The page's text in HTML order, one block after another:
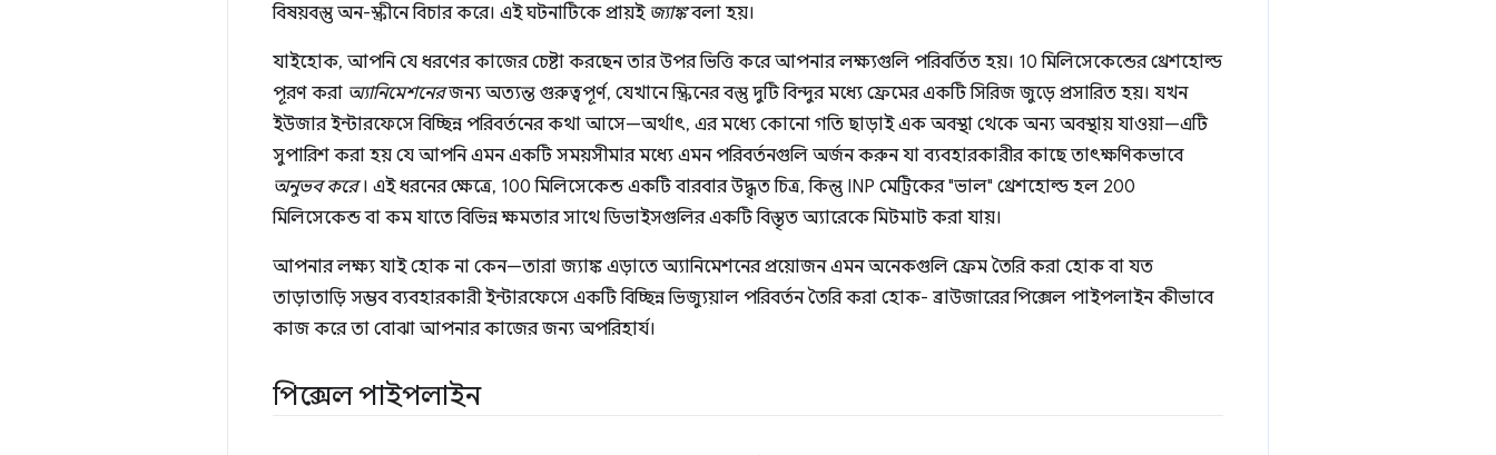
বিষয়বস্তু অন-স্ক্রীনে বিচার করে। এই ঘটনাটিকে প্রায়ই জ্যাঙ্কবলা হয়।
যাইহোক, আপনি যে ধরণের কাজের চেষ্টা করছেন তার উপর ভিত্তি করে আপনার লক্ষ্যগুলি পরিবর্তিত হয়। 10 মিলিসেকেন্ডের থ্রেশহোল্ড
পূরণ করা অ্যানিমেশনেরজন্য অত্যন্ত গুরুত্বপূর্ণ, যেখানে স্ক্রিনের বস্তু দুটি বিন্দুর মধ্যে ফ্রেমের একটি সিরিজ জুড়ে প্রসারিত হয়। যখন
ইউজার ইন্টারফেসে বিচ্ছিন্ন পরিবর্তনের কথা আসে—অর্থাৎ, এর মধ্যে কোনো গতি ছাড়াই এক অবস্থা থেকে অন্য অবস্থায় যাওয়া—এটি
সুপারিশ করা হয় যে আপনি এমন একটি সময়সীমার মধ্যে এমন পরিবর্তনগুলি অর্জন করুন যা ব্যবহারকারীর কাছে তাৎক্ষণিকভাবে
অনুভব করে। এই ধরনের ক্ষেত্রে, 100 মিলিসেকেন্ড একটি বারবার উদ্ধৃত চিত্র, কিন্তু INP মেট্রিকের "ভাল" থ্রেশহোল্ড হল 200
মিলিসেকেন্ড বা কম যাতে বিভিন্ন ক্ষমতার সাথে ডিভাইসগুলির একটি বিস্তৃত অ্যারেকে মিটমাট করা যায়।
আপনার লক্ষ্য যাই হোক না কেন—তারা জ্যাঙ্ক এড়াতে অ্যানিমেশনের প্রয়োজন এমন অনেকগুলি ফ্রেম তৈরি করা হোক বা যত
তাড়াতাড়ি সম্ভব ব্যবহারকারী ইন্টারফেসে একটি বিচ্ছিন্ন ভিজ্যুয়াল পরিবর্তন তৈরি করা হোক- ব্রাউজারের পিক্সেল পাইপলাইন কীভাবে
কাজ করে তা বোঝা আপনার কাজের জন্য অপরিহার্য।
পিক্সেল পাইপলাইন